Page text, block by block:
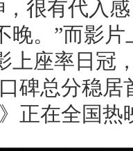
，很有代入
晚。”而影
上座率日冠
碑总分稳
正在全国热